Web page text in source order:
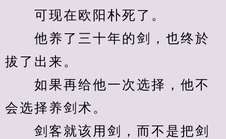
可现在欧阳朴死了。
他养了三十年的剑，也终於
拔了出来。
如果再给他一次选择，他不
会选择养剑术。
剑客就该用剑，而不是把剑